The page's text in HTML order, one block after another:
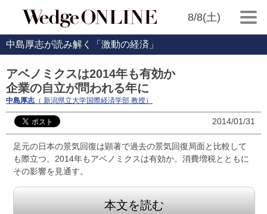
8/8(土)
中島厚志が読み解く「激動の経済」
アベノミクスは2014年も有効か
企業の自立が問われる年に
中島厚志（ 新潟県立大学国際経済学部 教授）
2014/01/31
足元の日本の景気回復は顕著で過去の景気回復局面と比較して
も際立つ。2014年もアベノミクスは有効か。消費増税とともに
その影響を見通す。
本文を読む